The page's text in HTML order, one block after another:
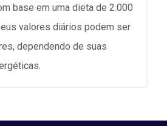
base em uma dieta de 2.000
valores diários podem ser
dependendo de suas